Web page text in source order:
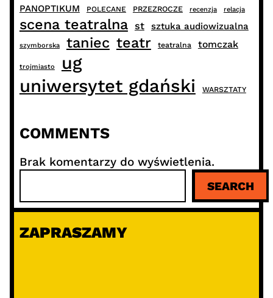
PANOPTIKUM POLECANE PRZEZROCZE recenzja relacja
scena teatralna st sztuka audiowizualna
szymborska taniec teatr teatralna tomczak
trojmiasto
ug
uniwersytet gdański
WARSZTATY
COMMENTS
Brak komentarzy do wyświetlenia.
u
a
SEARCH
ZAPRASZAMY